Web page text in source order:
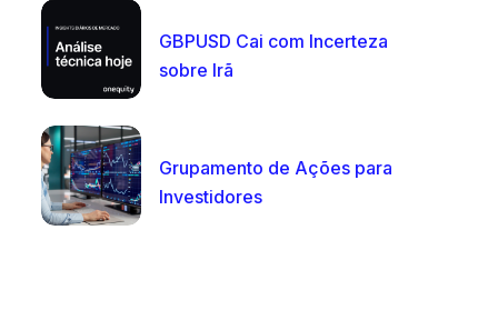
GBPUSD Cai com Incerteza
sobre Irã
Grupamento de Ações para
Investidores